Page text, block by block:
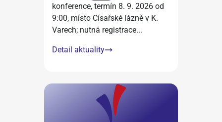
konference, termín 8. 9. 2026 od
9:00, místo Císařské lázně v K.
Varech; nutná registrace...
Detail aktuality